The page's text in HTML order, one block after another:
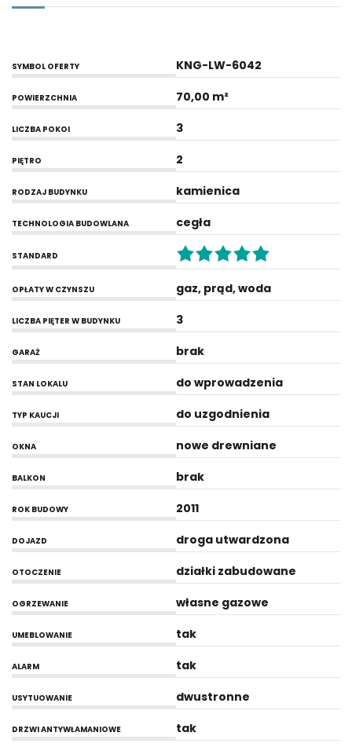
SYMBOL OFERTY KNG-LW-6042
POWIERZCHNIA 70,00 m²
LICZBA POKOI 3
PIĘTRO 2
RODZAJ BUDYNKU kamienica
TECHNOLOGIA BUDOWLANA cegła
STANDARD
OPŁATY W CZYNSZU gaz, prąd, woda
LICZBA PIĘTER W BUDYNKU 3
GARAŻ brak
STAN LOKALU do wprowadzenia
TYP KAUCJI do uzgodnienia
OKNA nowe drewniane
BALKON brak
ROK BUDOWY 2011
DOJAZD droga utwardzona
OTOCZENIE działki zabudowane
OGRZEWANIE własne gazowe
UMEBLOWANIE tak
ALARM tak
USYTUOWANIE dwustronne
DRZWI ANTYWŁAMANIOWE tak